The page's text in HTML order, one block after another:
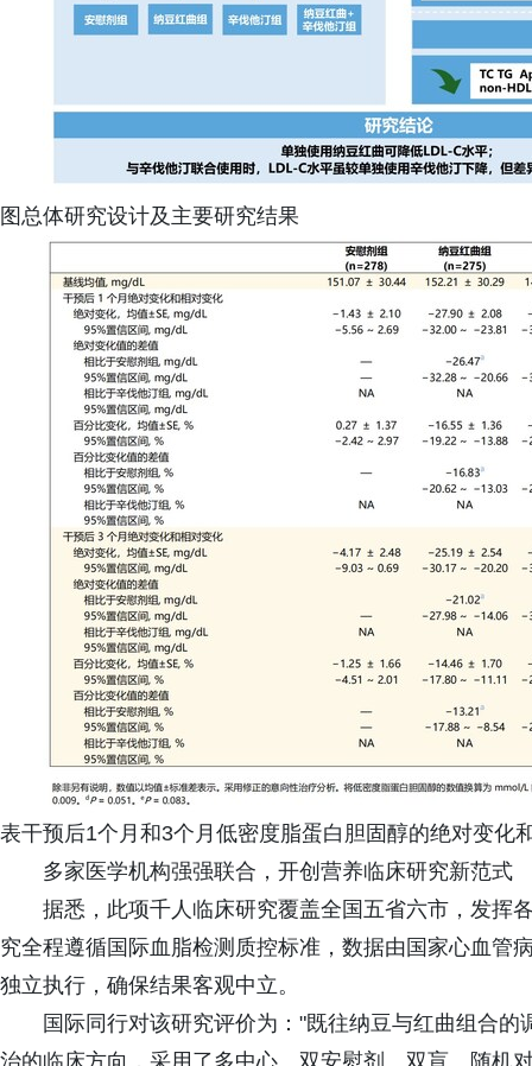
图总体研究设计及主要研究结果
表干预后1个月和3个月低密度脂蛋白胆固醇的绝对变化
多家医学机构强强联合，开创营养临床研究新范式
据悉，此项千人临床研究覆盖全国五省六市，发挥
究全程遵循国际血脂检测质控标准，数据由国家心血管
独立执行，确保结果客观中立。
国际同行对该研究评价为："既往纳豆与红曲组合
治的临床方向，采用了多中心、双安慰剂、双盲、随机